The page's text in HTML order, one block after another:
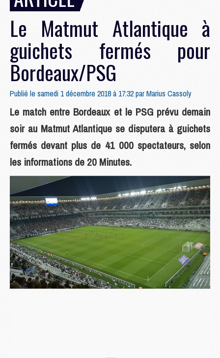
Le Matmut Atlantique à
guichets fermés pour
Bordeaux/PSG
Publié le samedi 1 décembre 2018 à 17:32 parMarius Cassoly
Le match entre Bordeaux et le PSG prévu demain
soir au Matmut Atlantique se disputera à guichets
fermés devant plus de 41 000 spectateurs, selon
les informations de 20 Minutes.